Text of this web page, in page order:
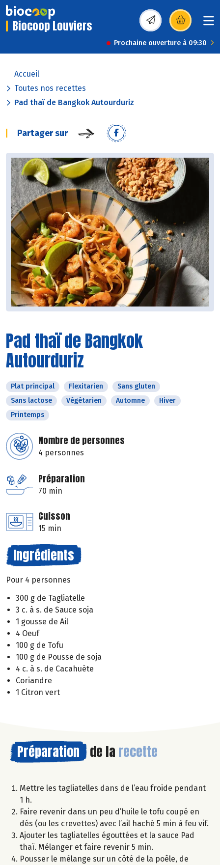
Biocoop Louviers (s’ouvre dans une
Prochaine ouverture à 09:30
Accueil
Toutes nos recettes
Pad thaï de Bangkok Autourduriz
Partager sur
Pad thaï de Bangkok
Autourduriz
Plat principal Flexitarien
Sans gluten
Sans lactose
Végétarien Automne
Hiver
Printemps
Nombre de personnes
4 personnes
Préparation
70 min
Cuisson
15 min
Ingrédients
Pour 4 personnes
300 g de Tagliatelle
3 c. à s. de Sauce soja
1 gousse de Ail
4 Oeuf
100 g de Tofu
100 g de Pousse de soja
4 c. à s. de Cacahuète
Coriandre
1 Citron vert
Préparation de la recette
Mettre les tagliatelles dans de l’eau froide pendant
1 h.
Faire revenir dans un peu d’huile le tofu coupé en
dés (ou les crevettes) avec l’ail haché 5 min à feu vif.
Ajouter les tagliatelles égouttées et la sauce Pad
thaï. Mélanger et faire revenir 5 min.
Pousser le mélange sur un côté de la poêle, de